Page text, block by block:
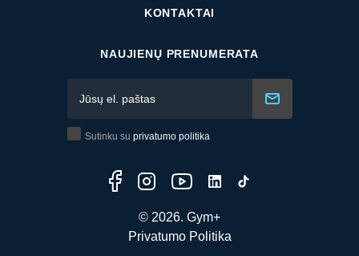
KONTAKTAI
NAUJIENŲ PRENUMERATA
Sutinku su privatumo politika
© 2026. Gym+
Privatumo Politika